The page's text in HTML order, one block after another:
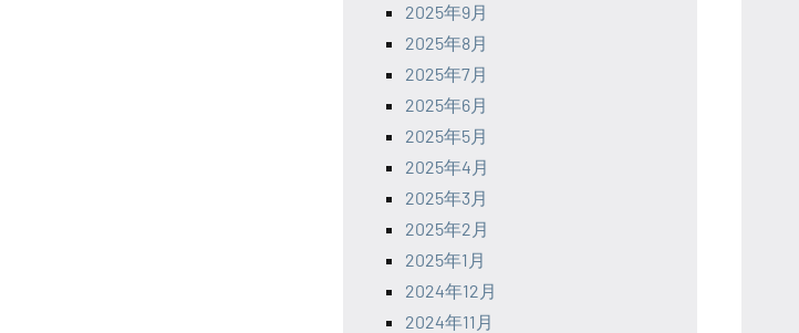
2025年9月
2025年8月
2025年7月
2025年6月
2025年5月
2025年4月
2025年3月
2025年2月
2025年1月
2024年12月
2024年11月